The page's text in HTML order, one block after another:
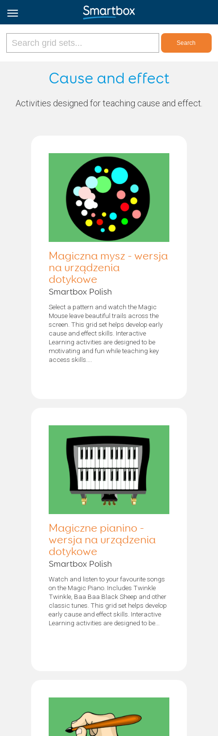
Online Grids
Log in
English
Cause and effect
Activities designed for teaching cause and effect.
Magiczna mysz - wersja
na urządzenia
dotykowe
Smartbox Polish
Select a pattern and watch the Magic
Mouse leave beautiful trails across the
screen. This grid set helps develop early
cause and effect skills. Interactive
Learning activities are designed to be
motivating and fun while teaching key
access skills....
Magiczne pianino -
wersja na urządzenia
dotykowe
Smartbox Polish
Watch and listen to your favourite songs
on the Magic Piano. Includes Twinkle
Twinkle, Baa Baa Black Sheep and other
classic tunes. This grid set helps develop
early cause and effect skills. Interactive
Learning activities are designed to be...